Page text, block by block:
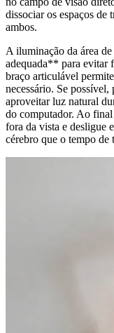
dissociar os espaços de
ambos.
A iluminação da área
adequada** para evitar
braço articulável
necessário. Se
aproveitar luz natural
do computador. Ao
fora da vista e desligue
cérebro que o tempo de